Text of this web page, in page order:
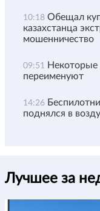
10:18 Обещал
казахстанца
мошенничество
09:51 Некоторые
переименуют
14:26
поднялся в
Лучшее за